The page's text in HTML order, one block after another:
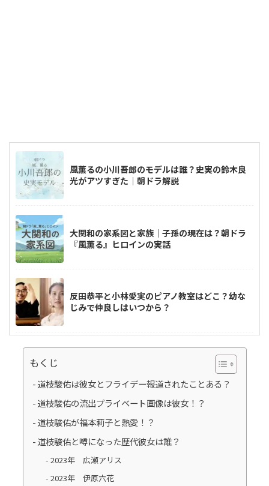
風薫るの小川吾郎のモデルは誰？史実の鈴木良
光がアツすぎた｜朝ドラ解説
大関和の家系図と家族｜子孫の現在は？朝ドラ
『風薫る』ヒロインの実話
反田恭平と小林愛実のピアノ教室はどこ？幼な
じみで仲良しはいつから？
高嶋ちさ子の家系図｜父は誰？高島忠夫との関
中村隼人の家系図は？親や三田寛子との関係・
もくじ
道枝駿佑は彼女とフライデー報道されたことある？
道枝駿佑の流出プライベート画像は彼女！？
道枝駿佑が福本莉子と熱愛！？
道枝駿佑と噂になった歴代彼女は誰？
2023年 広瀬アリス
2023年 伊原六花